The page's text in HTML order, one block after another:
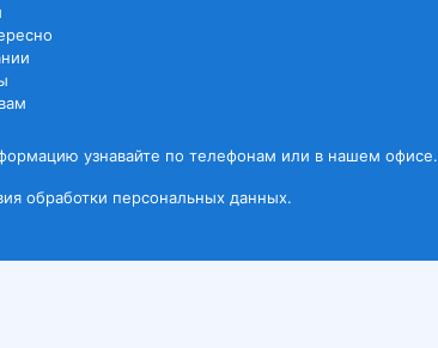
узнавайте по телефонам или в нашем офисе.
обработки персональных данных.